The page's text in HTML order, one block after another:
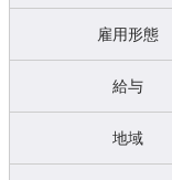
雇用形態
給与
地域